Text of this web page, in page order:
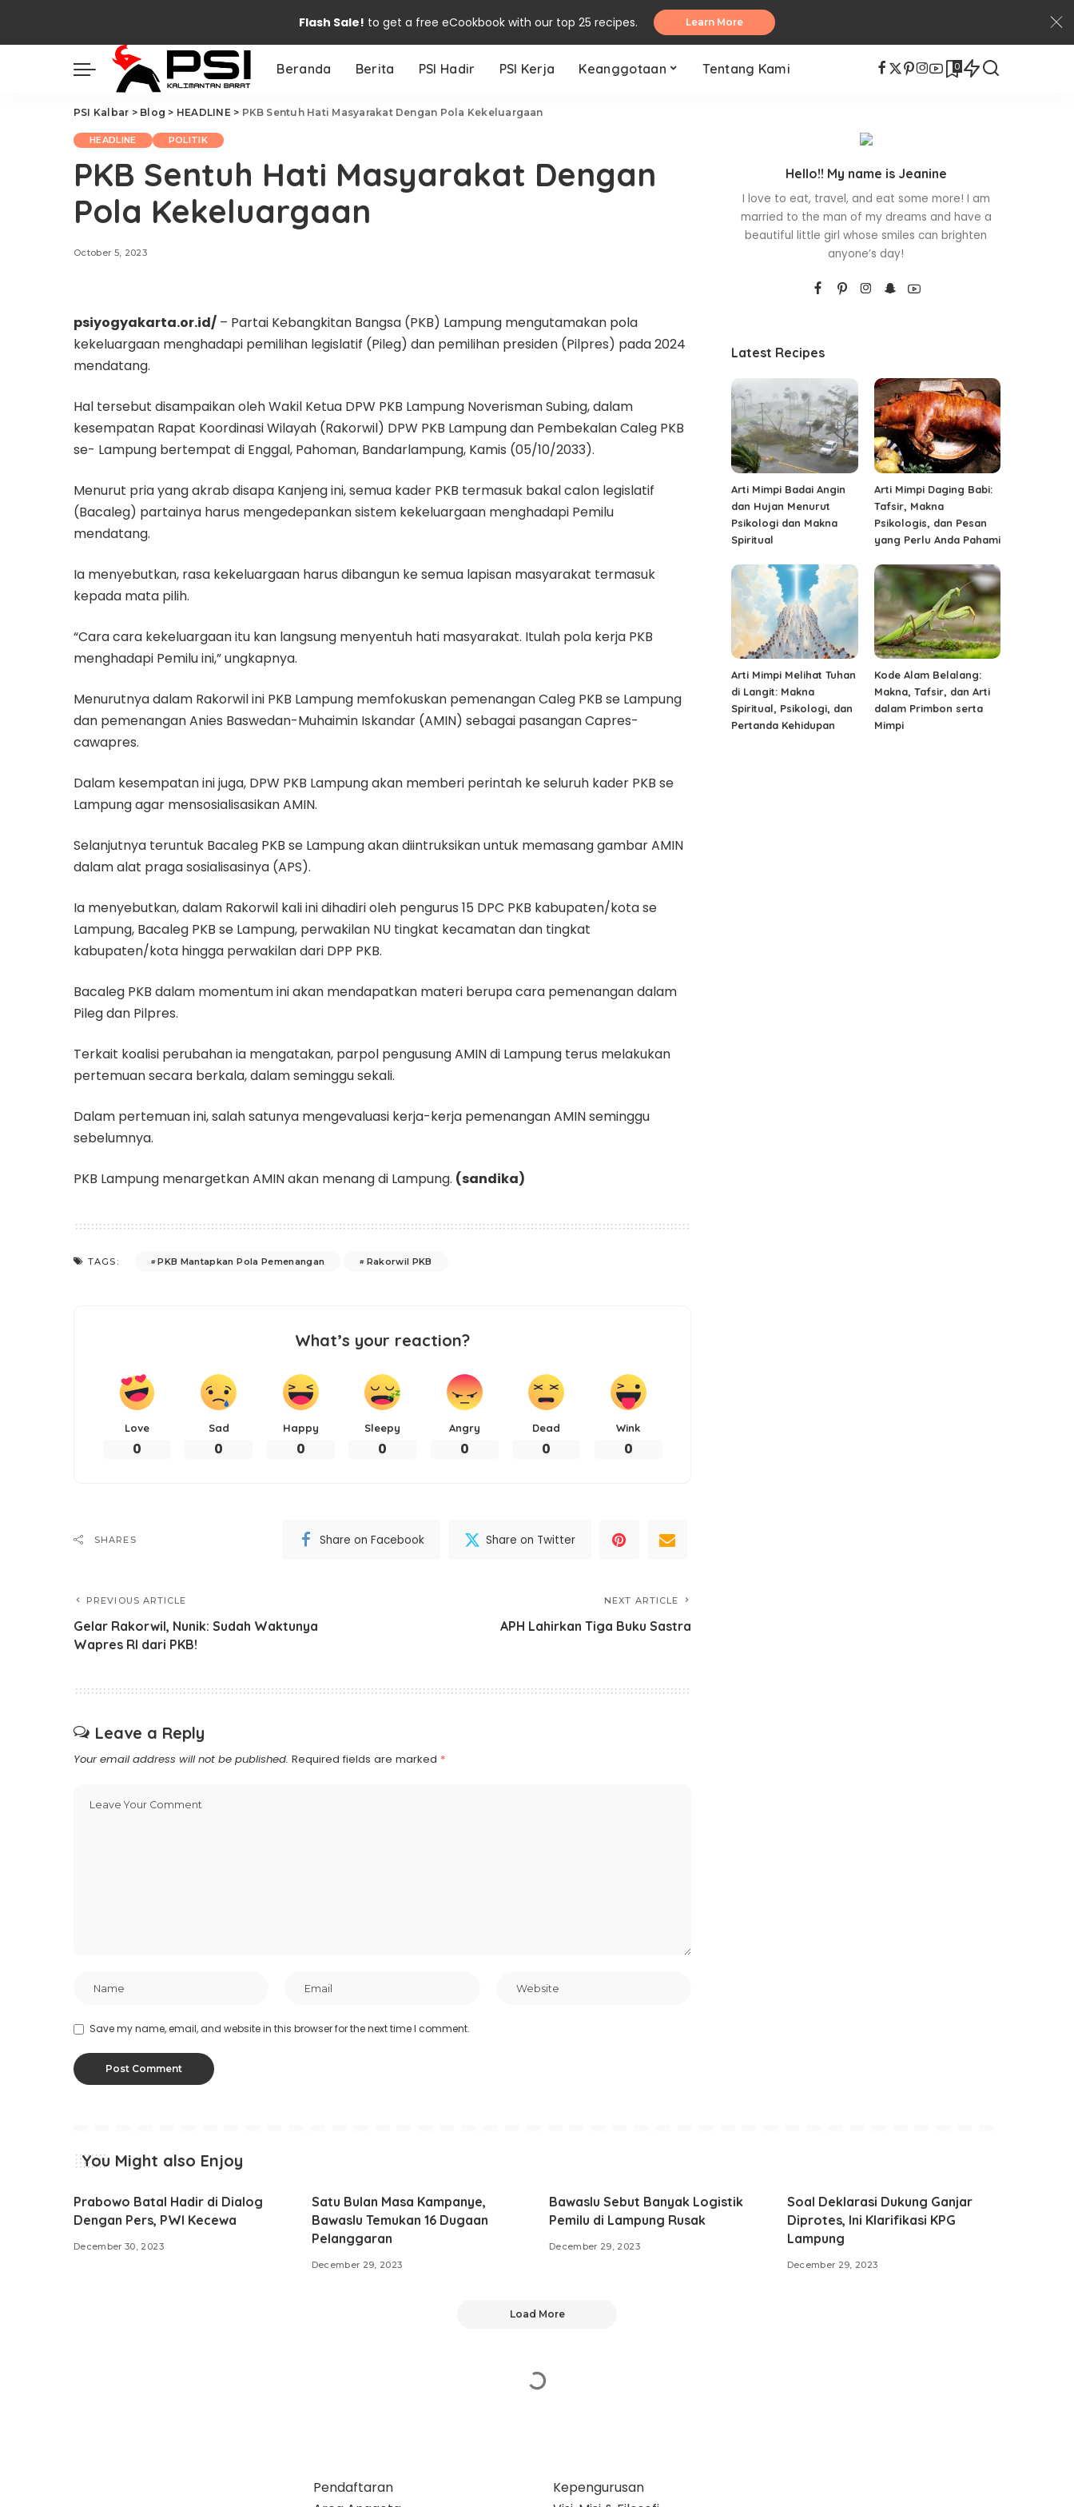
Flash Sale! to get a free eCookbook with our top 25 recipes. Learn More
Beranda Berita PSI Hadir PSI Kerja Keanggotaan Tentang Kami 0
PSI Kalbar > Blog > HEADLINE> PKB Sentuh Hati Masyarakat Dengan Pola Kekeluargaan
HEADLINE POLITIK
PKB Sentuh Hati Masyarakat Dengan
Pola Kekeluargaan
October 5, 2023
psiyogyakarta.or.id/ – Partai Kebangkitan Bangsa (PKB) Lampung mengutamakan pola
kekeluargaan menghadapi pemilihan legislatif (Pileg) dan pemilihan presiden (Pilpres) pada 2024
mendatang.
Hal tersebut disampaikan oleh Wakil Ketua DPW PKB Lampung Noverisman Subing, dalam
kesempatan Rapat Koordinasi Wilayah (Rakorwil) DPW PKB Lampung dan Pembekalan Caleg PKB
se- Lampung bertempat di Enggal, Pahoman, Bandarlampung, Kamis (05/10/2033).
Menurut pria yang akrab disapa Kanjeng ini, semua kader PKB termasuk bakal calon legislatif
(Bacaleg) partainya harus mengedepankan sistem kekeluargaan menghadapi Pemilu
mendatang.
Ia menyebutkan, rasa kekeluargaan harus dibangun ke semua lapisan masyarakat termasuk
kepada mata pilih.
“Cara cara kekeluargaan itu kan langsung menyentuh hati masyarakat. Itulah pola kerja PKB
menghadapi Pemilu ini,” ungkapnya.
Menurutnya dalam Rakorwil ini PKB Lampung memfokuskan pemenangan Caleg PKB se Lampung
dan pemenangan Anies Baswedan-Muhaimin Iskandar (AMIN) sebagai pasangan Capres-
cawapres.
Dalam kesempatan ini juga, DPW PKB Lampung akan memberi perintah ke seluruh kader PKB se
Lampung agar mensosialisasikan AMIN.
Selanjutnya teruntuk Bacaleg PKB se Lampung akan diintruksikan untuk memasang gambar AMIN
dalam alat praga sosialisasinya (APS).
Ia menyebutkan, dalam Rakorwil kali ini dihadiri oleh pengurus 15 DPC PKB kabupaten/kota se
Lampung, Bacaleg PKB se Lampung, perwakilan NU tingkat kecamatan dan tingkat
kabupaten/kota hingga perwakilan dari DPP PKB.
Bacaleg PKB dalam momentum ini akan mendapatkan materi berupa cara pemenangan dalam
Pileg dan Pilpres.
Terkait koalisi perubahan ia mengatakan, parpol pengusung AMIN di Lampung terus melakukan
pertemuan secara berkala, dalam seminggu sekali.
Dalam pertemuan ini, salah satunya mengevaluasi kerja-kerja pemenangan AMIN seminggu
sebelumnya.
PKB Lampung menargetkan AMIN akan menang di Lampung. (sandika)
TAGS: PKB Mantapkan Pola Pemenangan Rakorwil PKB
What’s your reaction?
Love
0
Sad
0
Happy
0
Sleepy
0
Angry
0
Dead
0
Wink
0
SHARES Share on Facebook Share on Twitter
PREVIOUS ARTICLE
Gelar Rakorwil, Nunik: Sudah Waktunya
Wapres RI dari PKB!
NEXT ARTICLE
APH Lahirkan Tiga Buku Sastra
Leave a Reply
Your email address will not be published. Required fields are marked *
Save my name, email, and website in this browser for the next time I comment.
Hello!! My name is Jeanine
I love to eat, travel, and eat some more! I am
married to the man of my dreams and have a
beautiful little girl whose smiles can brighten
anyone’s day!
Latest Recipes
Arti Mimpi Badai Angin
dan Hujan Menurut
Psikologi dan Makna
Spiritual
Arti Mimpi Daging Babi:
Tafsir, Makna
Psikologis, dan Pesan
yang Perlu Anda Pahami
Arti Mimpi Melihat Tuhan
di Langit: Makna
Spiritual, Psikologi, dan
Pertanda Kehidupan
Kode Alam Belalang:
Makna, Tafsir, dan Arti
dalam Primbon serta
Mimpi
You Might also Enjoy
Prabowo Batal Hadir di Dialog
Dengan Pers, PWI Kecewa
December 30, 2023
Satu Bulan Masa Kampanye,
Bawaslu Temukan 16 Dugaan
Pelanggaran
December 29, 2023
Bawaslu Sebut Banyak Logistik
Pemilu di Lampung Rusak
December 29, 2023
Soal Deklarasi Dukung Ganjar
Diprotes, Ini Klarifikasi KPG
Lampung
December 29, 2023
Load More
Pendaftaran
Kepengurusan